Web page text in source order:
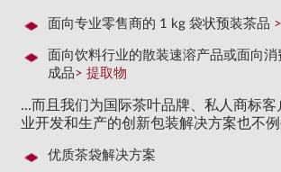
面向专业零售商的 1 kg 袋状预装茶品
面向饮料行业的散装速溶产品或面向
成品> 提取物
...而且我们为国际茶叶品牌、私人商标
业开发和生产的创新包装解决方案也不例
优质茶袋解决方案